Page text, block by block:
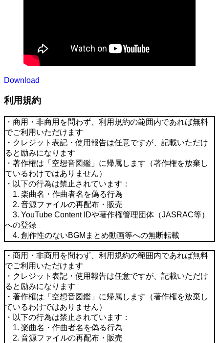
Download
利用規約
・商用・非商用を問わず、利用規約の範囲内であれば無料
でご利用いただけます
・クレジット表記・使用報告は任意ですが、記載いただけ
ると励みになります
・著作権は「空想音図鑑」に帰属します（著作権を放棄し
ているわけではありません）
・以下の行為は禁止されています：
1. 楽曲名・作曲者名を偽る行為
2. 音源ファイルの再配布・販売
3. YouTube Content IDや著作権管理団体（JASRAC等）
への登録
4. 創作性のないBGMまとめ動画等への無断転載
・商用・非商用を問わず、利用規約の範囲内であれば無料
でご利用いただけます
・クレジット表記・使用報告は任意ですが、記載いただけ
ると励みになります
・著作権は「空想音図鑑」に帰属します（著作権を放棄し
ているわけではありません）
・以下の行為は禁止されています：
1. 楽曲名・作曲者名を偽る行為
2. 音源ファイルの再配布・販売